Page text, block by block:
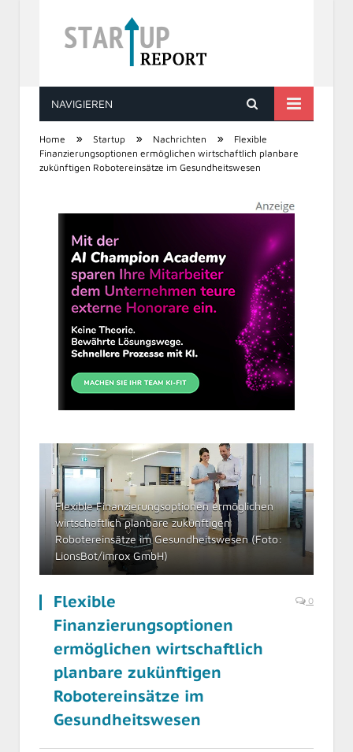
STARTUP REPORT
NAVIGIEREN
Home » Startup » Nachrichten »
Flexible
Finanzierungsoptionen ermöglichen wirtschaftlich planbare
zukünftigen Robotereinsätze im Gesundheitswesen
Flexible Finanzierungsoptionen ermöglichen
wirtschaftlich planbare zukünftigen
Robotereinsätze im Gesundheitswesen (Foto:
LionsBot/imrox GmbH)
Flexible
Finanzierungsoptionen
ermöglichen wirtschaftlich
planbare zukünftigen
Robotereinsätze im
Gesundheitswesen
0